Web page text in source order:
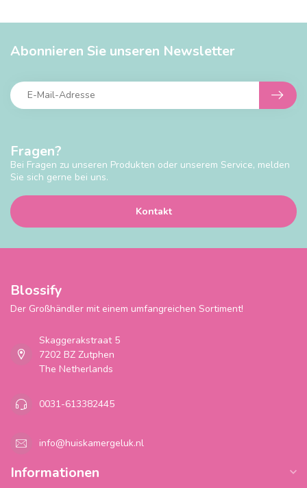
Fragen?
Bei Fragen zu unseren Produkten oder unserem Service, melden
Sie sich gerne bei uns.
Kontakt
Abonnieren Sie unseren Newsletter
Blossify
Der Großhändler mit einem umfangreichen Sortiment!
Skaggerakstraat 5
7202 BZ Zutphen
The Netherlands
0031-613382445
info@huiskamergeluk.nl
Informationen